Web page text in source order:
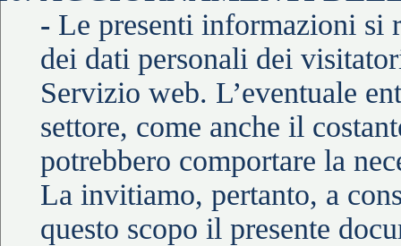
- Le presenti informazioni si
dei dati personali dei
Servizio web. L’eventuale
settore, come anche il
potrebbero comportare la
La invitiamo, pertanto, a
questo scopo il presente